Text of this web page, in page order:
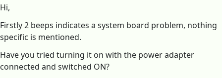
Hi,
Firstly 2 beeps indicates a system board problem, nothing
specific is mentioned.
Have you tried turning it on with the power adapter
connected and switched ON?